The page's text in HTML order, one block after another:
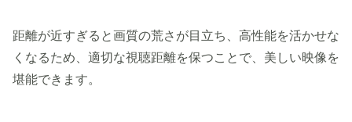
距離が近すぎると画質の荒さが目立ち、高性能を活かせな
くなるため、適切な視聴距離を保つことで、美しい映像を
堪能できます。